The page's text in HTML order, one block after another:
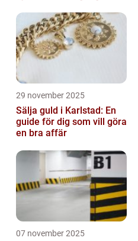
29 november 2025
Sälja guld i Karlstad: En
guide för dig som vill göra
en bra affär
07 november 2025